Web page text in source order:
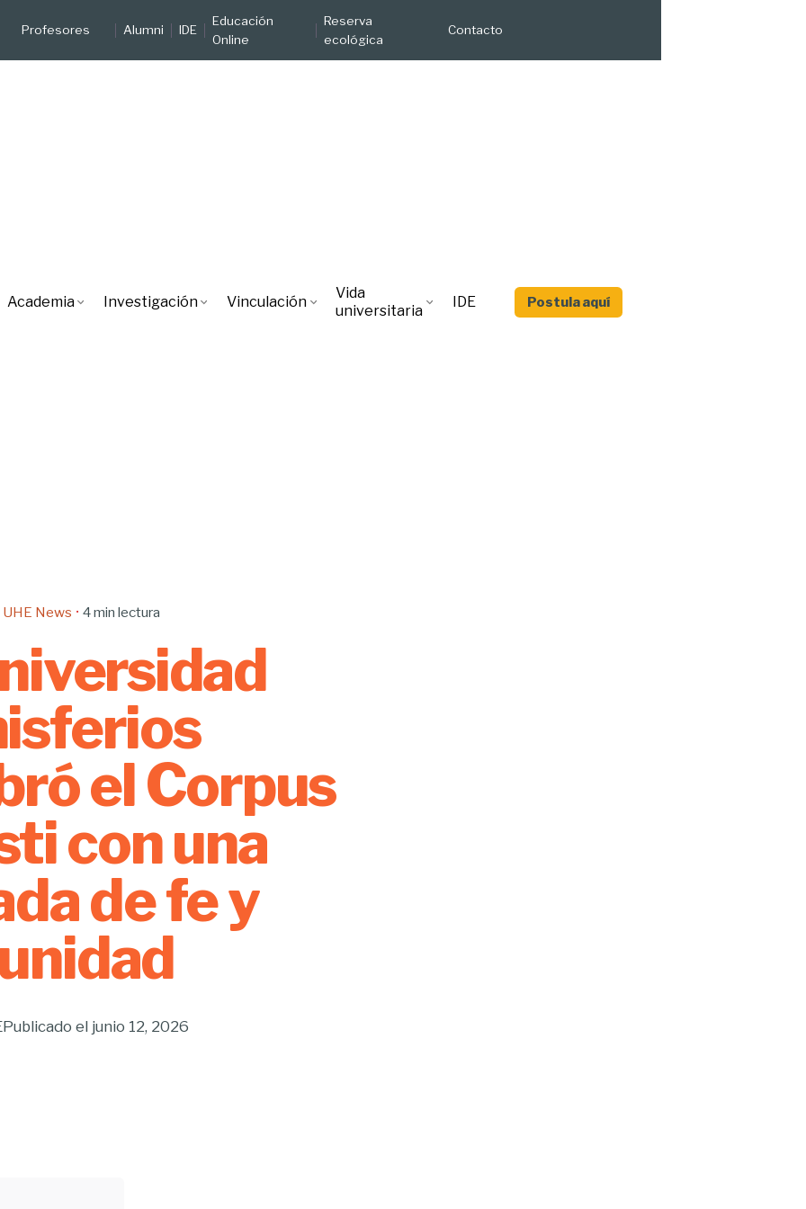
Profesores Alumni IDE
Educación
Online
Reserva
ecológica
Contacto
Academia Investigación Vinculación
Vida
universitaria
IDE Postula aquí
UHE News 4 min lectura
el Corpus
con una
de fe y
Publicado el junio 12, 2026